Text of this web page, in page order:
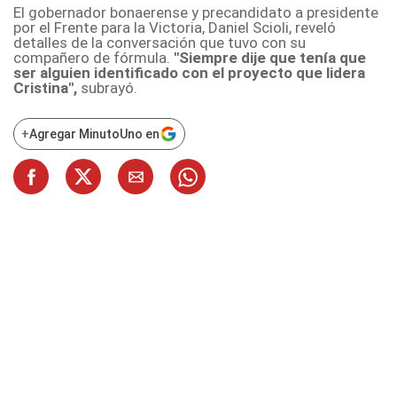
El gobernador bonaerense y precandidato a presidente
por el Frente para la Victoria, Daniel Scioli, reveló
detalles de la conversación que tuvo con su
compañero de fórmula. "Siempre dije que tenía que
ser alguien identificado con el proyecto que lidera
Cristina", subrayó.
+Agregar MinutoUno en